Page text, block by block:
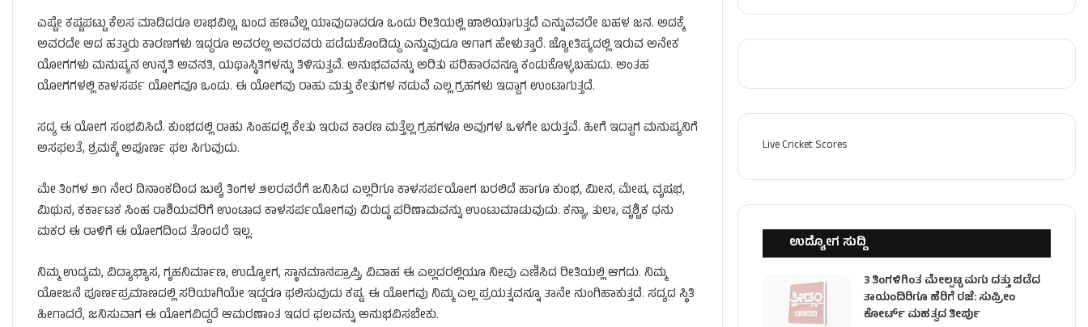
ಎಷ್ಟೇ ಕಷ್ಟಪಟ್ಟು ಕೆಲಸ ಮಾಡಿದರೂ ಲಾಭವಿಲ್ಲ, ಬಂದ ಹಣವೆಲ್ಲ ಯಾವುದಾದರೂ ಒಂದು ರೀತಿಯಲ್ಲಿ ಖಾಲಿಯಾಗುತ್ತದೆ‌ ಎನ್ನುವವರೇ ಬಹಳ ಜನ. ಅದಕ್ಕೆ
ಅವರದೇ ಆದ ಹತ್ತಾರು ಕಾರಣಗಳು ಇದ್ದರೂ ಅವರಲ್ಲ ಅವರವರು ಪಡೆದುಕೊಂಡಿದ್ದು ಎನ್ನುವುದೂ ಆಗಾಗ ಹೇಳುತ್ತಾರೆ. ಜ್ಯೋತಿಷ್ಯದಲ್ಲಿ ಇರುವ ಅನೇಕ
ಯೋಗಗಳು ಮನುಷ್ಯನ ಉನ್ನತಿ ಅವನತಿ, ಯಥಾಸ್ಥಿತಿಗಳನ್ನು ತಿಳಿಸುತ್ತವೆ. ಅನುಭವವನ್ನು ಅರಿತು ಪರಿಹಾರವನ್ನೂ ಕಂಡುಕೊಳ್ಳಬಹುದು. ಅಂತಹ
ಯೋಗಗಳಲ್ಲಿ ಕಾಳಸರ್ಪ ಯೋಗವೂ ಒಂದು. ಈ ಯೋಗವು ರಾಹು ಮತ್ತು ಕೇತುಗಳ ನಡುವೆ ಎಲ್ಲ ಗ್ರಹಗಳು ಇದ್ದಾಗ ಉಂಟಾಗುತ್ತದೆ.
ಸದ್ಯ ಈ ಯೋಗ ಸಂಭವಿಸಿದೆ. ಕುಂಭದಲ್ಲಿ ರಾಹು ಸಿಂಹದಲ್ಲಿ ಕೇತು ಇರುವ ಕಾರಣ ಮತ್ತೆಲ್ಲ ಗ್ರಹಗಳೂ ಅವುಗಳ ಒಳಗೇ ಬರುತ್ತವೆ. ಹೀಗೆ ಇದ್ದಾಗ ಮನುಷ್ಯನಿಗೆ
ಅಸಫಲತೆ, ಶ್ರಮಕ್ಕೆ ಅಪೂರ್ಣ ಫಲ ಸಿಗುವುದು.
ಮೇ ತಿಂಗಳ ೨೧ ನೇರ ದಿನಾಂಕದಿಂದ ಜುಲೈ ತಿಂಗಳ ೨೮ರವರೆಗೆ ಜನಿಸಿದ ಎಲ್ಲರಿಗೂ ಕಾಳಸರ್ಪಯೋಗ ಬರಲಿದೆ ಹಾಗೂ ಕುಂಭ, ಮೀನ, ಮೇಷ, ವೃಷಭ,
ಮಿಥುನ, ಕರ್ಕಾಟಕ ಸಿಂಹ ರಾಶಿಯವರಿಗೆ ಉಂಟಾದ ಕಾಳಸರ್ಪಯೋಗವು ವಿರುದ್ಧ ಪರಿಣಾಮವನ್ನು ಉಂಟುಮಾಡುವುದು. ಕನ್ಯಾ, ತುಲಾ, ವೃಶ್ಚಿಕ ಧನು
ಮಕರ ಈ ರಾಳಿಗೆ ಈ ಯೋಗದಿಂದ ತೊಂದರೆ ಇಲ್ಲ.
ನಿಮ್ಮ ಉದ್ಯಮ, ವಿದ್ಯಾಭ್ಯಾಸ, ಗೃಹನಿರ್ಮಾಣ, ಉದ್ಯೋಗ, ಸ್ಥಾನಮಾನಪ್ರಾಪ್ತಿ, ವಿವಾಹ ಈ ಎಲ್ಲದರಲ್ಲಿಯೂ ನೀವು ಎಣಿಸಿದ ರೀತಿಯಲ್ಲಿ ಆಗದು. ನಿಮ್ಮ
ಯೋಜನೆ ಪೂರ್ಣಪ್ರಮಾಣದಲ್ಲಿ ಸರಿಯಾಗಿಯೇ ಇದ್ದರೂ ಫಲಿಸುವುದು ಕಷ್ಟ.‌ ಈ ಯೋಗವು ನಿಮ್ಮ ಎಲ್ಲ ಪ್ರಯತ್ನವನ್ನೂ ತಾನೇ ನುಂಗಿಹಾಕುತ್ತದೆ. ಸದ್ಯದ ಸ್ಥಿತಿ
ಹೀಗಾದರೆ, ಜನಿಸುವಾಗ ಈ ಯೋಗವಿದ್ದರೆ ಆಮರಣಾಂತ ಇದರ ಫಲವನ್ನು ಅನುಭವಿಸಬೇಕು.
Live Cricket Scores
ಉದ್ಯೋಗ ಸುದ್ದಿ
3 ತಿಂಗಳಿಗಿಂತ ಮೇಲ್ಪಟ್ಟ ಮಗು ದತ್ತು ಪಡೆದ
ತಾಯಂದಿರಿಗೂ ಹೆರಿಗೆ ರಜೆ: ಸುಪ್ರೀಂ
ಕೋರ್ಟ್ ಮಹತ್ವದ ತೀರ್ಪು